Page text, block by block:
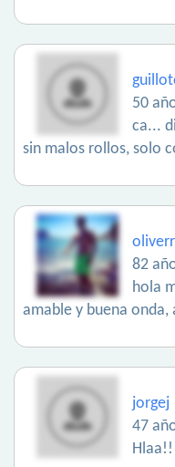
50
ca...
sin malos rollos, solo
82
hola
amable y buena
jorgej
47
Hlaa!!